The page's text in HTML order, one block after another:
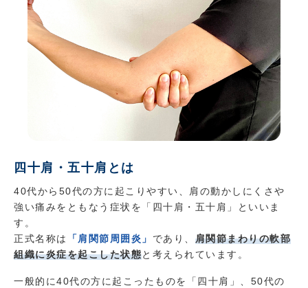
四十肩・五十肩とは
40代から50代の方に起こりやすい、肩の動かしにくさや
強い痛みをともなう症状を「四十肩・五十肩」といいま
す。
正式名称は
「肩関節周囲炎」 であり、 肩関節まわりの軟部
組織に炎症を起こした状態と考えられています。
一般的に40代の方に起こったものを「四十肩」、50代の